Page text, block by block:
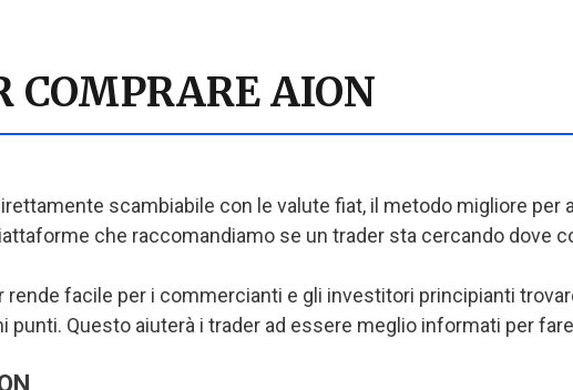
COMPRARE AION
scambiabile con le valute fiat, il metodo migliore
che raccomandiamo se un trader sta cercando dove
facile per i commercianti e gli investitori principianti
punti. Questo aiuterà i trader ad essere meglio informati per